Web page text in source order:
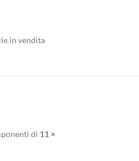
in vendita
di 11 ×